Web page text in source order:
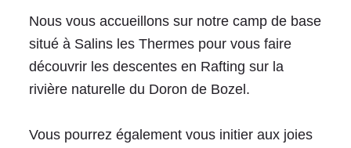
Nous vous accueillons sur notre camp de base
situé à Salins les Thermes pour vous faire
découvrir les descentes en Rafting sur la
rivière naturelle du Doron de Bozel.
Vous pourrez également vous initier aux joies